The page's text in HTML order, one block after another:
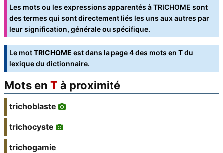
Les mots ou les expressions apparentés à TRICHOME sont
des termes qui sont directement liés les uns aux autres par
leur signification, générale ou spécifique.
Le motTRICHOME est dans la page 4 des mots en Tdu
lexique du dictionnaire.
Mots en T à proximité
trichoblaste
trichocyste
trichogamie